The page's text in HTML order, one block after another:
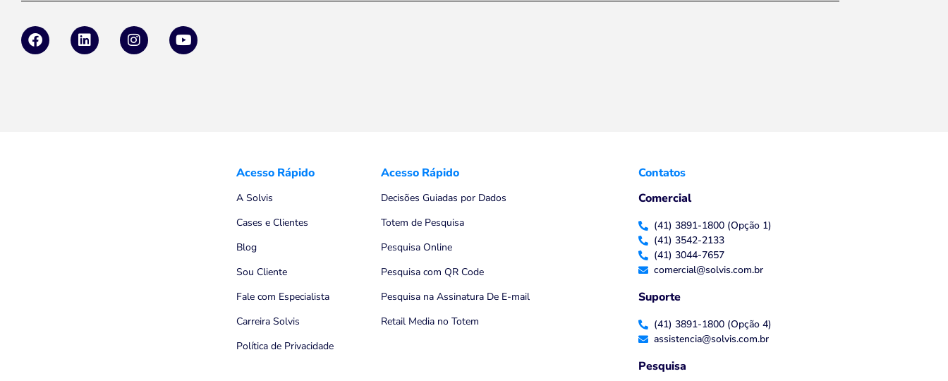
Acesso Rápido
A Solvis
Cases e Clientes
Blog
Sou Cliente
Fale com Especialista
Carreira Solvis
Política de Privacidade
Acesso Rápido
Decisões Guiadas por Dados
Totem de Pesquisa
Pesquisa Online
Pesquisa com QR Code
Pesquisa na Assinatura De E-mail
Retail Media no Totem
Contatos
Comercial
(41) 3891-1800 (Opção 1)
(41) 3542-2133
(41) 3044-7657
comercial@solvis.com.br
Suporte
(41) 3891-1800 (Opção 4)
assistencia@solvis.com.br
Pesquisa